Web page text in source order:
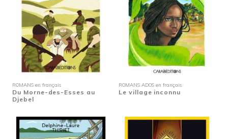
ROMANS en français
Du Morne-des-Esses au
Djebel
ROMANS ADOS en français
Le village inconnu